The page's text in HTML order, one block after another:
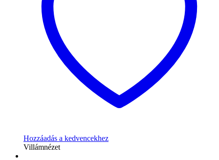
Hozzáadás a kedvencekhez
Villámnézet